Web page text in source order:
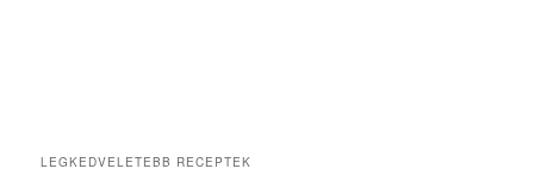
LEGKEDVELETEBB RECEPTEK